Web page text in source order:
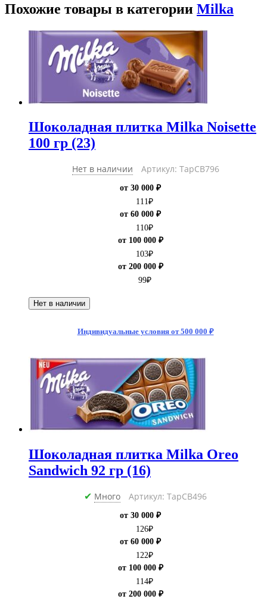
Похожие товары в категории Milka
Шоколадная плитка Milka Noisette
100 гр (23)
Нет в наличии Артикул: ТарCB796
от 30 000 ₽
111₽
от 60 000 ₽
110₽
от 100 000 ₽
103₽
от 200 000 ₽
99₽
Нет в наличии
Индивидуальные условия от 500 000 ₽
Шоколадная плитка Milka Oreo
Sandwich 92 гр (16)
✔ Много Артикул: ТарCB496
от 30 000 ₽
126₽
от 60 000 ₽
122₽
от 100 000 ₽
114₽
от 200 000 ₽